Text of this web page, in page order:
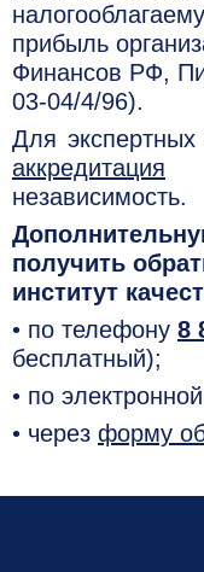
прибыль
Финансов РФ,
03-04/4/96).
Для экспертных
аккредитация
независимость.
получить
институт
• по телефону 8
бесплатный);
• по
• через форму